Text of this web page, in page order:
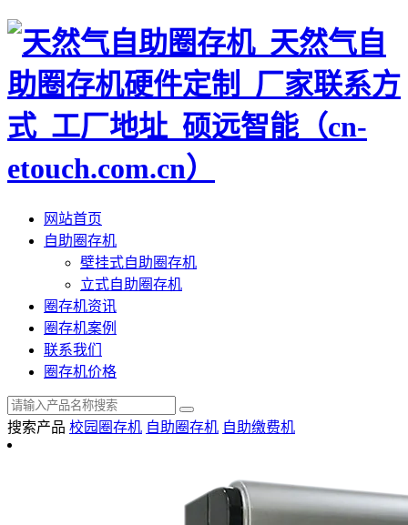
网站首页
自助圈存机
壁挂式自助圈存机
立式自助圈存机
圈存机资讯
圈存机案例
联系我们
圈存机价格
搜索产品 校园圈存机 自助圈存机 自助缴费机